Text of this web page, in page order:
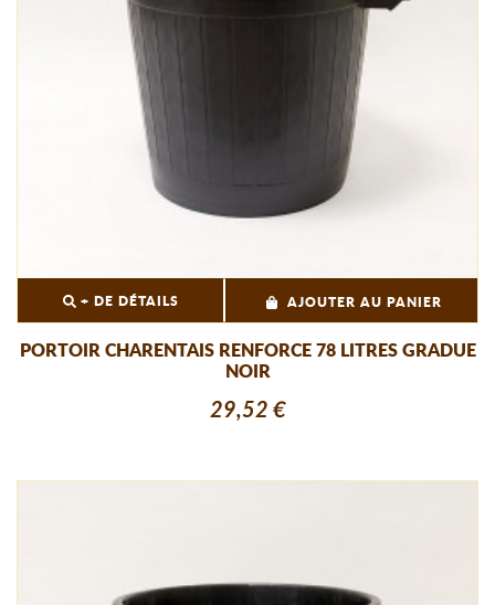
+ DE DÉTAILS AJOUTER AU PANIER
PORTOIR CHARENTAIS RENFORCE 78 LITRES GRADUE
NOIR
29,52 €